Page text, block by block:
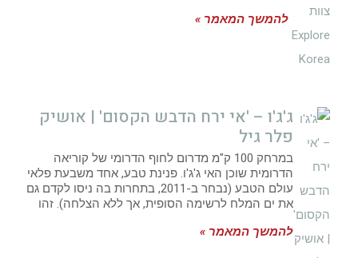
להמשך המאמר »
ג'ג'ו – 'אי ירח הדבש הקסום' | אושיק
פלר גיל
במרחק 100 ק"מ מדרום לחוף הדרומי של קוריאה
הדרומית שוכן האי ג'ג'ו. פנינת טבע, אחד משבעת פלאי
עולם הטבע (נבחר ב-2011, בתחרות בה ניסו לקדם גם
את ים המלח לרשימה הסופית, אך ללא הצלחה). זהו
להמשך המאמר »